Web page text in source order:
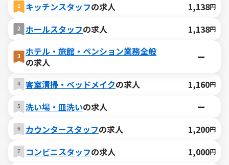
キッチンスタッフの求人 1,138円
ホールスタッフの求人 1,138円
ホテル・旅館・ペンション業務全般
の求人
ー
客室清掃・ベッドメイクの求人 1,160円
洗い場・皿洗いの求人
ー
カウンタースタッフの求人 1,200円
コンビニスタッフの求人 1,000円